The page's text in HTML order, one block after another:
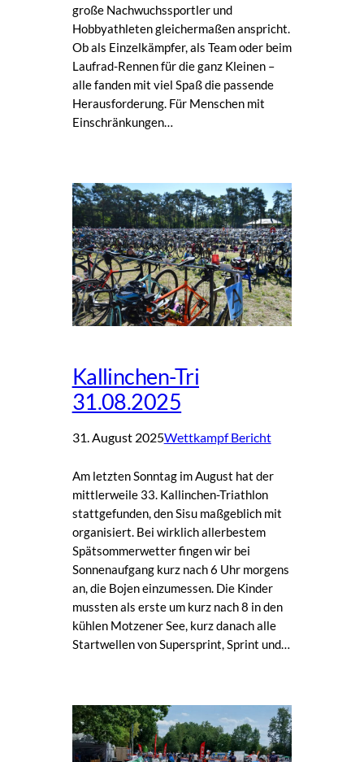
große Nachwuchssportler und
Hobbyathleten gleichermaßen anspricht.
Ob als Einzelkämpfer, als Team oder beim
Laufrad-Rennen für die ganz Kleinen –
alle fanden mit viel Spaß die passende
Herausforderung. Für Menschen mit
Einschränkungen…
Kallinchen-Tri
31.08.2025
31. August 2025Wettkampf Bericht
Am letzten Sonntag im August hat der
mittlerweile 33. Kallinchen-Triathlon
stattgefunden, den Sisu maßgeblich mit
organisiert. Bei wirklich allerbestem
Spätsommerwetter fingen wir bei
Sonnenaufgang kurz nach 6 Uhr morgens
an, die Bojen einzumessen. Die Kinder
mussten als erste um kurz nach 8 in den
kühlen Motzener See, kurz danach alle
Startwellen von Supersprint, Sprint und…